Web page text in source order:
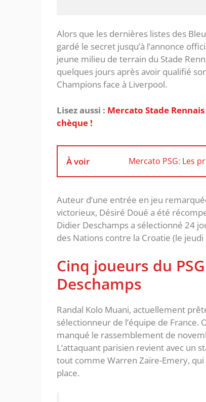
Alors que les dernières listes des
gardé le secret jusqu’à l’annonce
jeune milieu de terrain du Stade
quelques jours après avoir qualifié
Champions face à Liverpool.
Lisez aussi : Mercato Stade
chèque !
À voir Mercato PSG: Les
Auteur d’une entrée en jeu
victorieux, Désiré Doué a été
Didier Deschamps a sélectionné 24
des Nations contre la Croatie (le
Cinq joueurs du
Deschamps
Randal Kolo Muani, actuellement
sélectionneur de l’équipe de
manqué le rassemblement de
L’attaquant parisien revient avec un
tout comme Warren Zaïre-Emery,
place.